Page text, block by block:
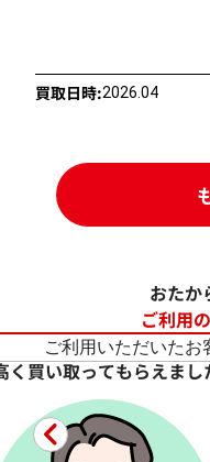
買取日時:2026.04
おたか
ご利用
ご利用いただいたお
く買い取ってもらえま